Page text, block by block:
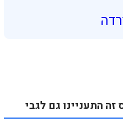
התעניינו גם לגבי